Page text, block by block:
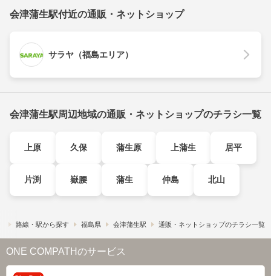
会津蒲生駅付近の通販・ネットショップ
サラヤ（福島エリア）
会津蒲生駅周辺地域の通販・ネットショップのチラシ一覧
上原 久保 蒲生原 上蒲生 居平
片渕 嶽腰 蒲生 仲島 北山
路線・駅から探す 福島県 会津蒲生駅 通販・ネットショップのチラシ一覧
ONE COMPATHのサービス